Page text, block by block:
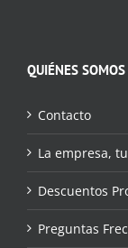
QUIÉNES SOMOS
Contacto
La empresa,
Descuentos
Preguntas